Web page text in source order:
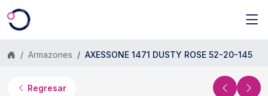
Saltar al contenido principal
Armazones AXESSONE 1471 DUSTY ROSE 52-20-145
Regresar